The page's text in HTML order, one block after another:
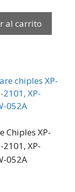
al carrito
Chiples XP-
2101, XP-
052A